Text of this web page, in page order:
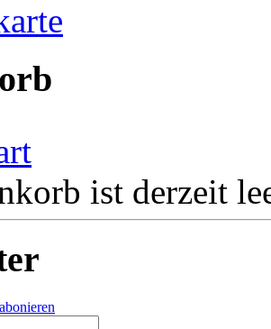
ist derzeit